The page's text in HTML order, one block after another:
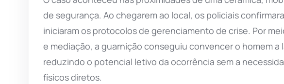
de segurança. Ao chegarem ao local, os policiais
iniciaram os protocolos de gerenciamento de crise. Por
e mediação, a guarnição conseguiu convencer o homem a
reduzindo o potencial letivo da ocorrência sem a
físicos diretos.